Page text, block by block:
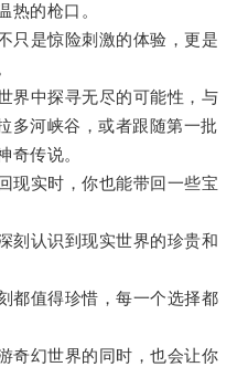
热的枪口。
是惊险刺激的体验，更是
中探寻无尽的可能性，与
多河峡谷，或者跟随第一批
奇传说。
实时，你也能带回一些宝
认识到现实世界的珍贵和
值得珍惜，每一个选择都
幻世界的同时，也会让你